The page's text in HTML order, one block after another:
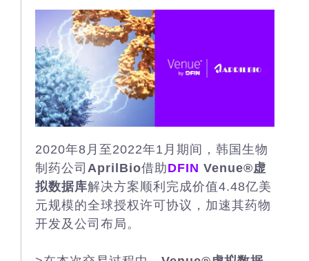
2020年8月至2022年1月期间，韩国生物
制药公司 AprilBio借助DFIN Venue®虚
拟数据库解决方案顺利完成价值4.48亿美
元规模的全球授权许可协议，加速其药物
开发及公司布局。